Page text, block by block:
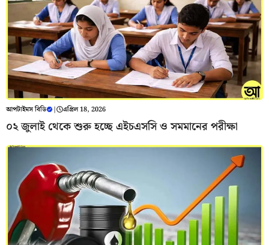
আপটাইমস বিডি | এপ্রিল 18, 2026
০২ জুলাই থেকে শুরু হচ্ছে এইচএসসি ও সমমানের পরীক্ষা